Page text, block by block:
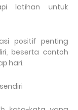
latihan untuk
positif penting
beserta contoh
hari.